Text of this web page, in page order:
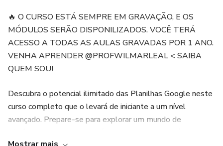
🔥 O CURSO ESTÁ SEMPRE EM GRAVAÇÃO, E OS
MÓDULOS SERÃO DISPONILIZADOS. VOCÊ TERÁ
ACESSO A TODAS AS AULAS GRAVADAS POR 1 ANO.
VENHA APRENDER @PROFWILMARLEAL < SAIBA
QUEM SOU!
Descubra o potencial ilimitado das Planilhas Google neste
curso completo que o levará de iniciante a um nível
avançado. Prepare-se para explorar um mundo de